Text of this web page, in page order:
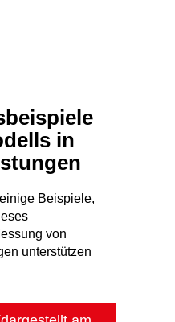
in
Beispiele,
von
unterstützen